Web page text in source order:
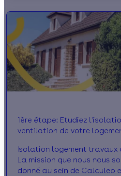
1ère étape: Etudiez
ventilation de votre
Isolation logement travaux
La mission que nous nous
donné au sein de Calculeo